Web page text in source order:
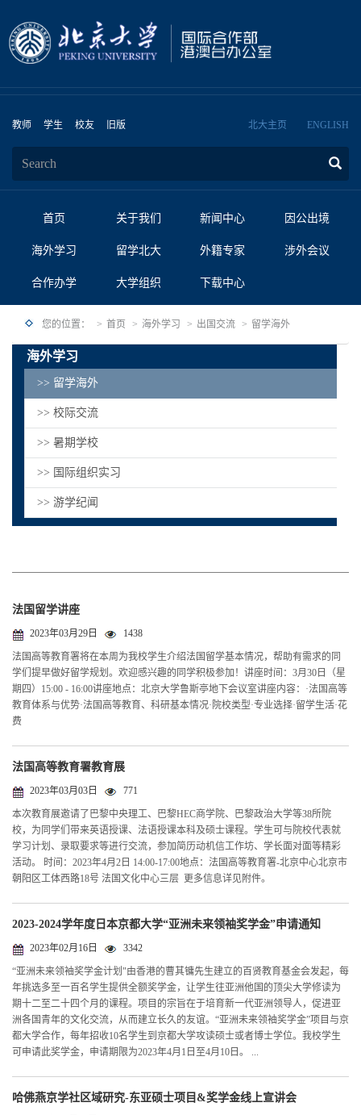
教师 学生 校友 旧版 北大主页 ENGLISH
首页 关于我们 新闻中心 因公出境
海外学习 留学北大 外籍专家 涉外会议
合作办学 大学组织 下载中心
您的位置： 首页 海外学习 出国交流 留学海外
海外学习
>> 留学海外
>> 校际交流
>> 暑期学校
>> 国际组织实习
>> 游学纪闻
法国留学讲座
2023年03月29日 1438
法国高等教育署将在本周为我校学生介绍法国留学基本情况，帮助有需求的同
学们提早做好留学规划。欢迎感兴趣的同学积极参加！讲座时间：3月30日（星
期四）15:00 - 16:00讲座地点：北京大学鲁斯亭地下会议室讲座内容：·法国高等
教育体系与优势·法国高等教育、科研基本情况·院校类型·专业选择·留学生活·花
费
法国高等教育署教育展
2023年03月03日 771
本次教育展邀请了巴黎中央理工、巴黎HEC商学院、巴黎政治大学等38所院
校，为同学们带来英语授课、法语授课本科及硕士课程。学生可与院校代表就
学习计划、录取要求等进行交流，参加简历动机信工作坊、学长面对面等精彩
活动。 时间：2023年4月2日 14:00-17:00地点：法国高等教育署-北京中心北京市
朝阳区工体西路18号 法国文化中心三层 更多信息详见附件。
2023-2024学年度日本京都大学“亚洲未来领袖奖学金”申请通知
2023年02月16日 3342
“亚洲未来领袖奖学金计划"由香港的曹其镛先生建立的百贤教育基金会发起，每
年挑选多至一百名学生提供全额奖学金，让学生往亚洲他国的顶尖大学修读为
期十二至二十四个月的课程。项目的宗旨在于培育新一代亚洲领导人，促进亚
洲各国青年的文化交流，从而建立长久的友谊。“亚洲未来领袖奖学金”项目与京
都大学合作，每年招收10名学生到京都大学攻读硕士或者博士学位。我校学生
可申请此奖学金，申请期限为2023年4月1日至4月10日。 ...
哈佛燕京学社区域研究-东亚硕士项目&奖学金线上宣讲会